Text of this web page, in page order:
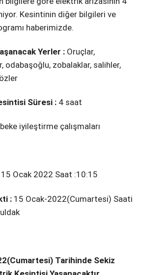
Kesintinin diğer bilgileri ve
haberimizde.
Yerler : Oruçlar,
odabaşoğlu, zobalaklar, sali̇hler,
Süresi : 4 saat
i̇yi̇leşti̇rme çalışmaları
15 Ocak 2022 Saat :10:15
: 15 Ocak-2022(Cumartesi) Saati
Tarihinde Sekiz